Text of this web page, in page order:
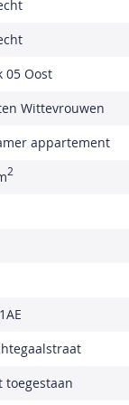
05 Oost
Wittevrouwen
appartement
2
toegestaan